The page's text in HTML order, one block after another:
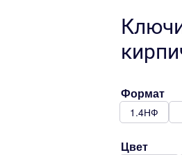
Формат
1.4НФ
Цвет